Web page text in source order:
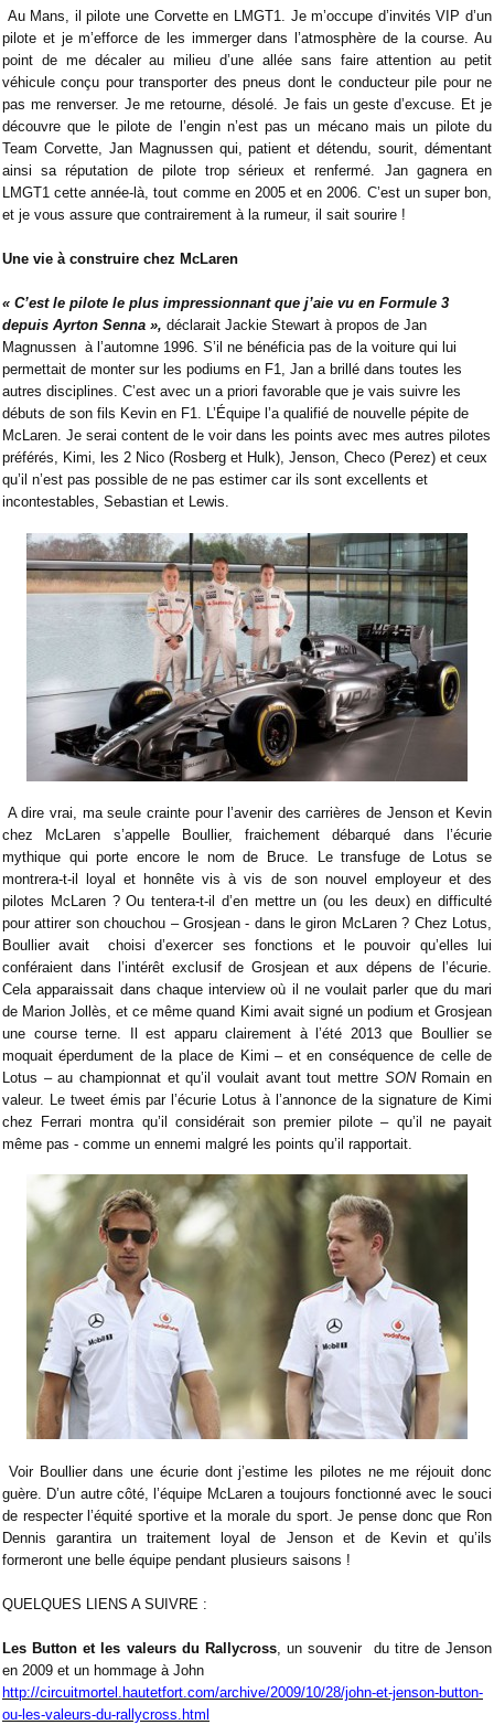
Au Mans, il pilote une Corvette en LMGT1. Je m’occupe d’invités VIP d’un
pilote et je m’efforce de les immerger dans l’atmosphère de la course. Au
point de me décaler au milieu d’une allée sans faire attention au petit
véhicule conçu pour transporter des pneus dont le conducteur pile pour ne
pas me renverser. Je me retourne, désolé. Je fais un geste d’excuse. Et je
découvre que le pilote de l’engin n’est pas un mécano mais un pilote du
Team Corvette, Jan Magnussen qui, patient et détendu, sourit, démentant
ainsi sa réputation de pilote trop sérieux et renfermé. Jan gagnera en
LMGT1 cette année-là, tout comme en 2005 et en 2006. C’est un super bon,
et je vous assure que contrairement à la rumeur, il sait sourire !
Une vie à construire chez McLaren
« C’est le pilote le plus impressionnant que j’aie vu en Formule 3
depuis Ayrton Senna », déclarait Jackie Stewart à propos de Jan
Magnussen à l’automne 1996. S’il ne bénéficia pas de la voiture qui lui
permettait de monter sur les podiums en F1, Jan a brillé dans toutes les
autres disciplines. C’est avec un a priori favorable que je vais suivre les
débuts de son fils Kevin en F1. L’Équipe l’a qualifié de nouvelle pépite de
McLaren. Je serai content de le voir dans les points avec mes autres pilotes
préférés, Kimi, les 2 Nico (Rosberg et Hulk), Jenson, Checo (Perez) et ceux
qu’il n’est pas possible de ne pas estimer car ils sont excellents et
incontestables, Sebastian et Lewis.
A dire vrai, ma seule crainte pour l’avenir des carrières de Jenson et Kevin
chez McLaren s’appelle Boullier, fraichement débarqué dans l’écurie
mythique qui porte encore le nom de Bruce. Le transfuge de Lotus se
montrera-t-il loyal et honnête vis à vis de son nouvel employeur et des
pilotes McLaren ? Ou tentera-t-il d’en mettre un (ou les deux) en difficulté
pour attirer son chouchou – Grosjean - dans le giron McLaren ? Chez Lotus,
Boullier avait
choisi d’exercer ses fonctions et le pouvoir qu’elles lui
conféraient dans l’intérêt exclusif de Grosjean et aux dépens de l’écurie.
Cela apparaissait dans chaque interview où il ne voulait parler que du mari
de Marion Jollès, et ce même quand Kimi avait signé un podium et Grosjean
une course terne. Il est apparu clairement à l’été 2013 que Boullier se
moquait éperdument de la place de Kimi – et en conséquence de celle de
Lotus – au championnat et qu’il voulait avant tout mettre SONRomain en
valeur. Le tweet émis par l’écurie Lotus à l’annonce de la signature de Kimi
chez Ferrari montra qu’il considérait son premier pilote – qu’il ne payait
même pas - comme un ennemi malgré les points qu’il rapportait.
Voir Boullier dans une écurie dont j’estime les pilotes ne me réjouit donc
guère. D’un autre côté, l’équipe McLaren a toujours fonctionné avec le souci
de respecter l’équité sportive et la morale du sport. Je pense donc que Ron
Dennis garantira un traitement loyal de Jenson et de Kevin et qu’ils
formeront une belle équipe pendant plusieurs saisons !
QUELQUES LIENS A SUIVRE :
Les Button et les valeurs du Rallycross, un souvenir du titre de Jenson
en 2009 et un hommage à John
http://circuitmortel.hautetfort.com/archive/2009/10/28/john-et-jenson-button-
ou-les-valeurs-du-rallycross.html